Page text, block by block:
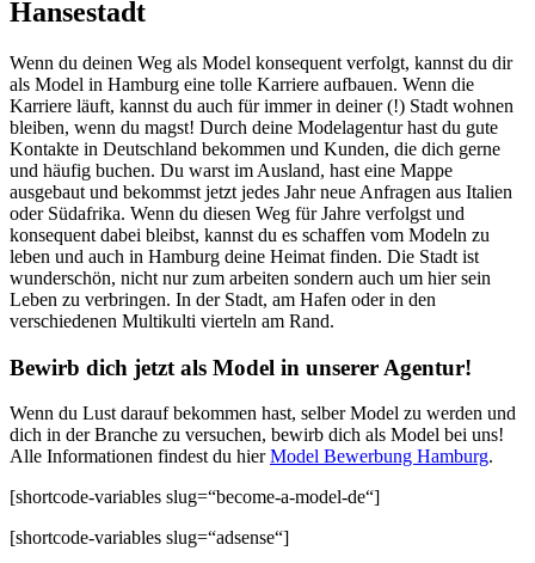
Hansestadt
Wenn du deinen Weg als Model konsequent verfolgt, kannst du dir
als Model in Hamburg eine tolle Karriere aufbauen. Wenn die
Karriere läuft, kannst du auch für immer in deiner (!) Stadt wohnen
bleiben, wenn du magst! Durch deine Modelagentur hast du gute
Kontakte in Deutschland bekommen und Kunden, die dich gerne
und häufig buchen. Du warst im Ausland, hast eine Mappe
ausgebaut und bekommst jetzt jedes Jahr neue Anfragen aus Italien
oder Südafrika. Wenn du diesen Weg für Jahre verfolgst und
konsequent dabei bleibst, kannst du es schaffen vom Modeln zu
leben und auch in Hamburg deine Heimat finden. Die Stadt ist
wunderschön, nicht nur zum arbeiten sondern auch um hier sein
Leben zu verbringen. In der Stadt, am Hafen oder in den
verschiedenen Multikulti vierteln am Rand.
Bewirb dich jetzt als Model in unserer Agentur!
Wenn du Lust darauf bekommen hast, selber Model zu werden und
dich in der Branche zu versuchen, bewirb dich als Model bei uns!
Alle Informationen findest du hierModel Bewerbung Hamburg.
[shortcode-variables slug=“become-a-model-de“]
[shortcode-variables slug=“adsense“]